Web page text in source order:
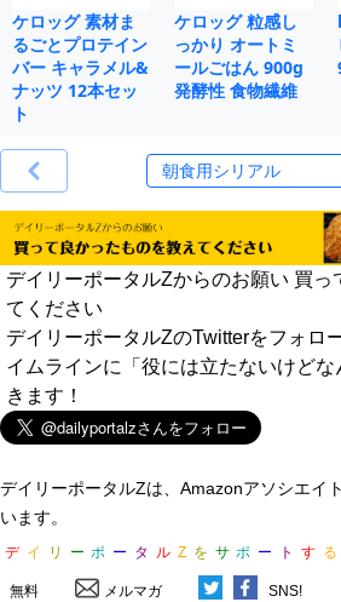
ケロッグ 素材ま
るごとプロテイン
バー キャラメル&
ナッツ 12本セッ
ト
ケロッグ 粒感し
っかり オートミ
ールごはん 900g
発酵性 食物繊維
デイリーポータルZからのお願い 買っ
てください
デイリーポータルZのTwitterをフォロ
イムラインに「役には立たないけど
きます！
デイリーポータルZは、Amazonアソシエイ
います。
デ イ リ ー ポ ー タ ル Z を サ ポ ー ト す る
無料 メルマガ SNS!